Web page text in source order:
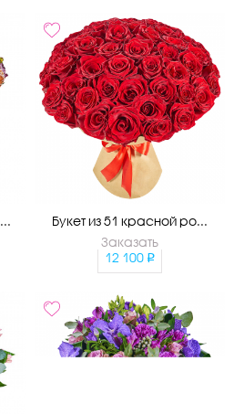
Букет из 51 красной ро...
Заказать
12 100